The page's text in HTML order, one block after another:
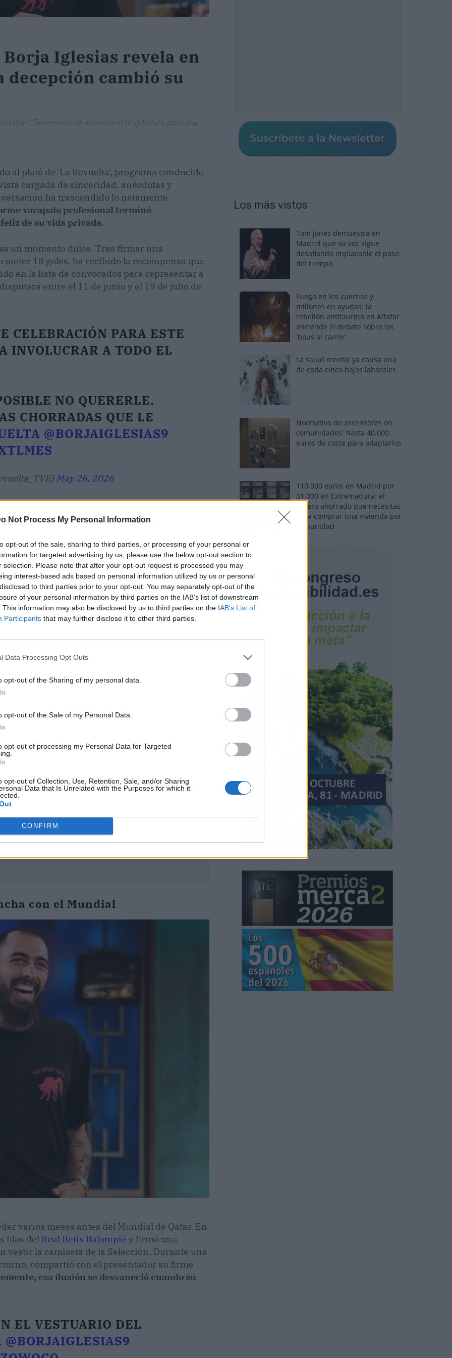
Not Process My Personal Information
opt-out of the sale, sharing to third parties, or processing of your personal or
for targeted advertising by us, please use the below opt-out section to
selection. Please note that after your opt-out request is processed you may
interest-based ads based on personal information utilized by us or personal
to third parties prior to your opt-out. You may separately opt-out of the
of your personal information by third parties on the IAB’s list of downstream
This information may also be disclosed by us to third parties on the IAB’s List of
Participants that may further disclose it to other third parties.
Data Processing Opt Outs
opt-out of the Sharing of my personal data.
opt-out of the Sale of my Personal Data.
opt-out of processing my Personal Data for Targeted
opt-out of Collection, Use, Retention, Sale, and/or Sharing
Data that Is Unrelated with the Purposes for which it
CONFIRM
Iglesias revela en
decepción cambió su
que: "Generamos un ecosistema muy bonito para que
al plató de 'La Revuelta', programa conducido
cargada de sinceridad, anécdotas y
ha trascendido lo netamente
varapalo profesional terminó
de su vida privada.
un momento dulce. Tras firmar una
18 goles, ha recibido la recompensa que
en la lista de convocados para representar a
entre el 11 de junio y el 19 de julio de
CELEBRACIÓN PARA ESTE
INVOLUCRAR A TODO EL
NO QUERERLE.
CHORRADAS QUE LE
@BORJAIGLESIAS9
May 26, 2026
de cortesía, si no un ejercicio de catarsis
sin tapujos de las dinámicas dentro del
en la élite del fútbol. Sin embargo,
recordar el amargo verano de 2022y cómo
para siempre su destino personal.
con el Mundial
varios meses antes del Mundial de Qatar. En
filas del Real Betis Balompié y firmó una
vestir la camiseta de la Selección. Durante una
compartió con el presentador su firme
esa ilusión se desvaneció cuando su
EL VESTUARIO DEL
@BORJAIGLESIAS9
Los más vistos
Tom Jones demuestra en
Madrid que su voz sigue
desafiando implacable el paso
del tiempo
Fuego en los cuernos y
millones en ayudas: la
rebelión antitaurina en Alfafar
enciende el debate sobre los
'bous al carrer'
La salud mental ya causa una
de cada cinco bajas laborales
Normativa de ascensores en
comunidades: hasta 40.000
euros de coste para adaptarlos
110.000 euros en Madrid por
31.000 en Extremadura: el
dinero ahorrado que necesitas
para comprar una vivienda por
comunidad